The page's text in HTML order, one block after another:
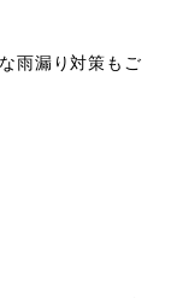
雨漏り対策もご